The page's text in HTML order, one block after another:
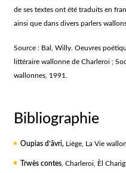
de ses textes ont été traduits en
ainsi que dans divers parlers
Source : Bal, Willy. Oeuvres
littéraire wallonne de Charleroi ;
wallonnes, 1991.
Bibliographie
Oupias d’âvri,Liège, La Vie
Trwès contes, Charleroi, Èl